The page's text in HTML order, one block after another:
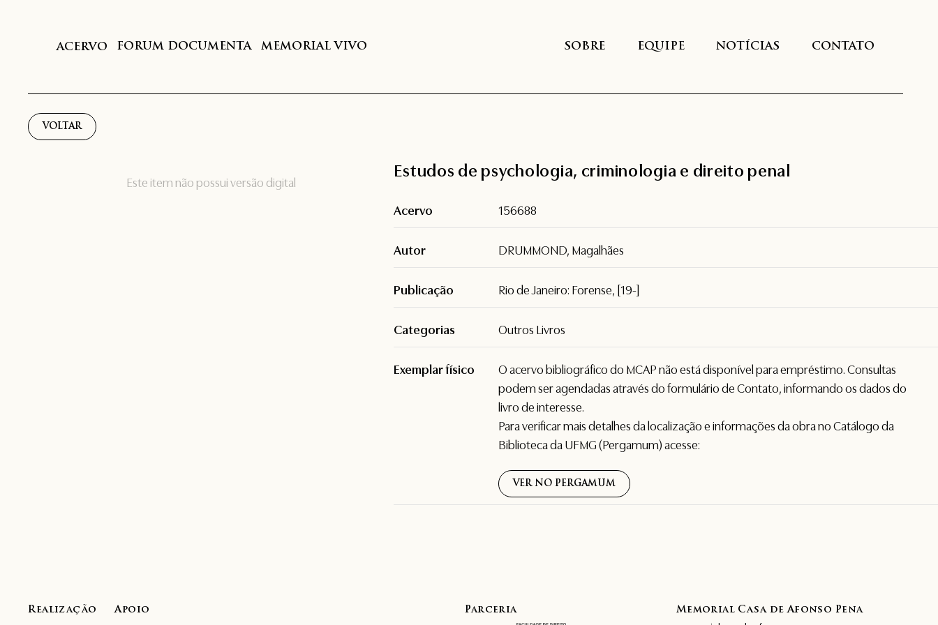
ACERVO FORUM DOCUMENTA MEMORIAL VIVO SOBRE EQUIPE NOTÍCIAS CONTATO
VOLTAR
Este item não possui versão digital
Estudos de psychologia, criminologia e direito penal
Acervo 156688
Autor DRUMMOND, Magalhães
Publicação Rio de Janeiro: Forense, [19-]
Categorias Outros Livros
Exemplar físico
O acervo bibliográfico do MCAP não está disponível para empréstimo. Consultas
podem ser agendadas através do formulário deContato, informando os dados do
livro de interesse.
Para verificar mais detalhes da localização e informações da obra no Catálogo da
Biblioteca da UFMG (Pergamum) acesse:
VER NO PERGAMUM
Realização Apoio Parceria Memorial Casa de Afonso Pena